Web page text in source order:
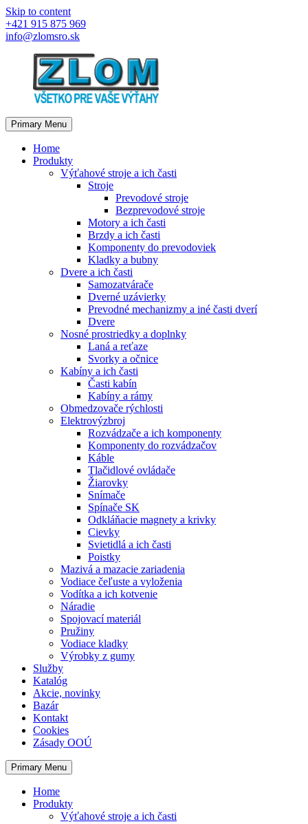
Skip to content
+421 915 875 969
info@zlomsro.sk
Primary Menu
Home
Produkty
Výťahové stroje a ich časti
Stroje
Prevodové stroje
Bezprevodové stroje
Motory a ich časti
Brzdy a ich časti
Komponenty do prevodoviek
Kladky a bubny
Dvere a ich časti
Samozatvárače
Dverné uzávierky
Prevodné mechanizmy a iné časti dverí
Dvere
Nosné prostriedky a doplnky
Laná a reťaze
Svorky a očnice
Kabíny a ich časti
Časti kabín
Kabíny a rámy
Obmedzovače rýchlosti
Elektrovýzbroj
Rozvádzače a ich komponenty
Komponenty do rozvádzačov
Káble
Tlačidlové ovládače
Žiarovky
Snímače
Spínače SK
Odkláňacie magnety a krivky
Cievky
Svietidlá a ich časti
Poistky
Mazivá a mazacie zariadenia
Vodiace čeľuste a vyloženia
Vodítka a ich kotvenie
Náradie
Spojovací materiál
Pružiny
Vodiace kladky
Výrobky z gumy
Služby
Katalóg
Akcie, novinky
Bazár
Kontakt
Cookies
Zásady OOÚ
Primary Menu
Home
Produkty
Výťahové stroje a ich časti